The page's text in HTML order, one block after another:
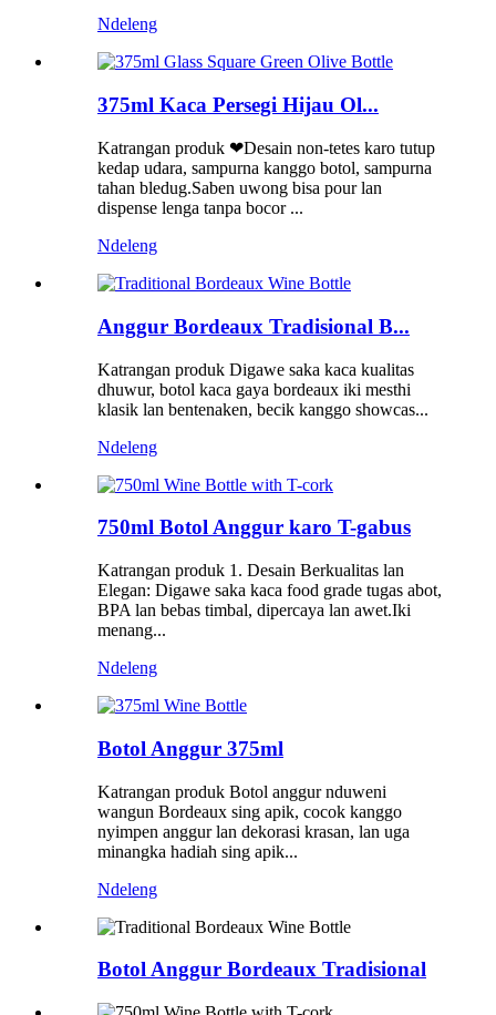
Ndeleng
375ml Kaca Persegi Hijau Ol...
Katrangan produk ❤Desain non-tetes karo tutup
kedap udara, sampurna kanggo botol, sampurna
tahan bledug.Saben uwong bisa pour lan
dispense lenga tanpa bocor ...
Ndeleng
Anggur Bordeaux Tradisional B...
Katrangan produk Digawe saka kaca kualitas
dhuwur, botol kaca gaya bordeaux iki mesthi
klasik lan bentenaken, becik kanggo showcas...
Ndeleng
750ml Botol Anggur karo T-gabus
Katrangan produk 1. Desain Berkualitas lan
Elegan: Digawe saka kaca food grade tugas abot,
BPA lan bebas timbal, dipercaya lan awet.Iki
menang...
Ndeleng
Botol Anggur 375ml
Katrangan produk Botol anggur nduweni
wangun Bordeaux sing apik, cocok kanggo
nyimpen anggur lan dekorasi krasan, lan uga
minangka hadiah sing apik...
Ndeleng
Botol Anggur Bordeaux Tradisional